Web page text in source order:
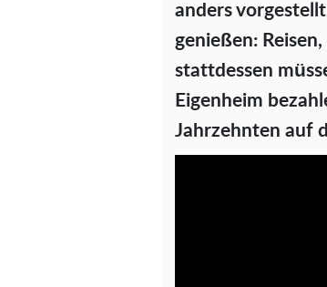
anders
genießen:
stattdessen
Eigenheim
Jahrzehnten auf